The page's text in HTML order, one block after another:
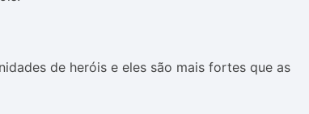
de heróis e eles são mais fortes que as